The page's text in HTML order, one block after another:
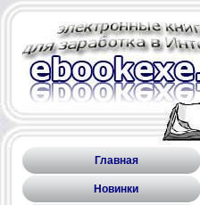
Главная
Новинки